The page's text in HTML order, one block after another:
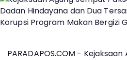
PARADAPOS.COM -